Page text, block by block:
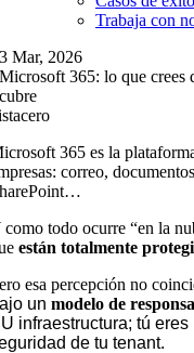
Trabaja con
3 Mar, 2026
Microsoft 365: lo que
cubre
365 es la
correo,
como todo ocurre “en la
están totalmente
esa percepción no
unmodelo de
infraestructura; tú
de tu tenant.